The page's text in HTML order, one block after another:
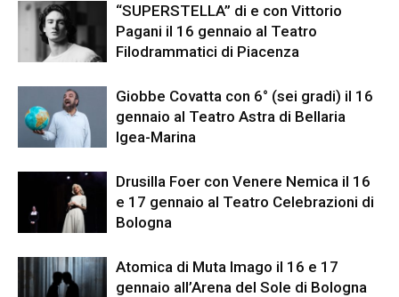
“SUPERSTELLA” di e con Vittorio
Pagani il 16 gennaio al Teatro
Filodrammatici di Piacenza
Giobbe Covatta con 6° (sei gradi) il 16
gennaio al Teatro Astra di Bellaria
Igea-Marina
Drusilla Foer con Venere Nemica il 16
e 17 gennaio al Teatro Celebrazioni di
Bologna
Atomica di Muta Imago il 16 e 17
gennaio all’Arena del Sole di Bologna